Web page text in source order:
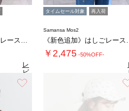
）
レ
ビ
ュ
ー
タイムセール対象 再入荷
Samansa Mos2
￥2,475 -50%OFF-